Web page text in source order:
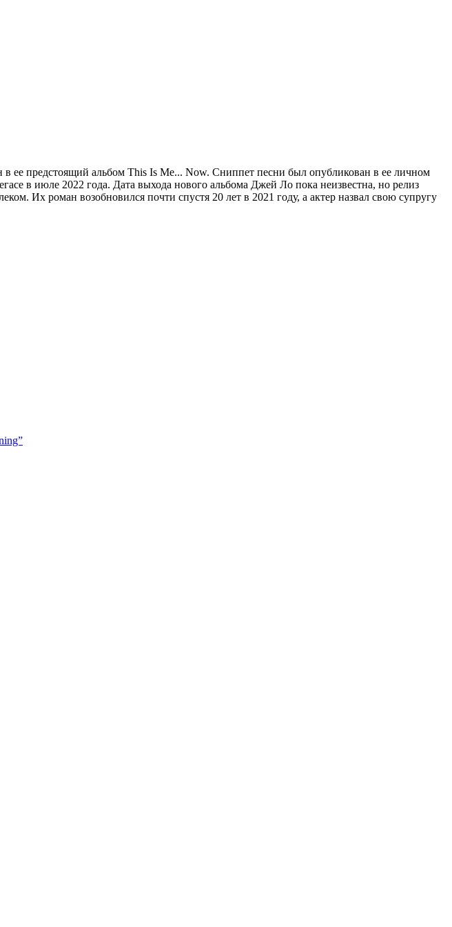
ее предстоящий альбом This Is Me... Now. Сниппет песни был опубликован в ее личном
в июле 2022 года. Дата выхода нового альбома Джей Ло пока неизвестна, но релиз
Их роман возобновился почти спустя 20 лет в 2021 году, а актер назвал свою супругу